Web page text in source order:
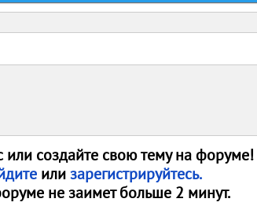
или создайте свою тему на форуме!
илизарегистрируйтесь.
не заимет больше 2 минут.